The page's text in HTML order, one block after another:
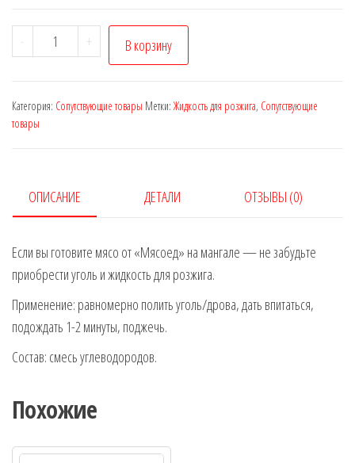
-
Количество
товара
для
розжига
+ В корзину
Категория: Сопутствующие товары Метки: Жидкость для розжига, Сопутствующие
товары
ОПИСАНИЕ ДЕТАЛИ ОТЗЫВЫ (0)
Если вы готовите мясо от «Мясоед» на мангале — не забудьте
приобрести уголь и жидкость для розжига.
Применение: равномерно полить уголь/дрова, дать впитаться,
подождать 1-2 минуты, поджечь.
Состав: смесь углеводородов.
Похожие